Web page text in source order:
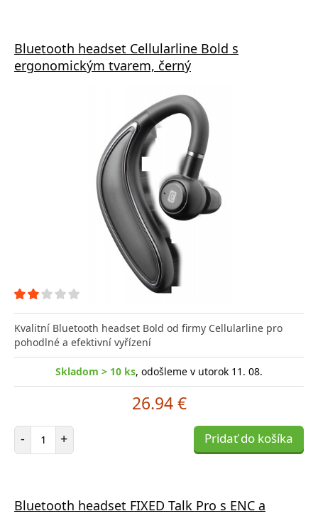
Bluetooth headset Cellularline Bold s
ergonomickým tvarem, černý
Kvalitní Bluetooth headset Bold od firmy Cellularline pro
pohodlné a efektivní vyřízení
Skladom > 10 ks, odošleme v utorok 11. 08.
26.94 €
- Počet položiek
+ Pridať do košíka
Bluetooth headset FIXED Talk Pro s ENC a